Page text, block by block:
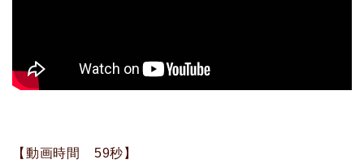
【動画時間 59秒】